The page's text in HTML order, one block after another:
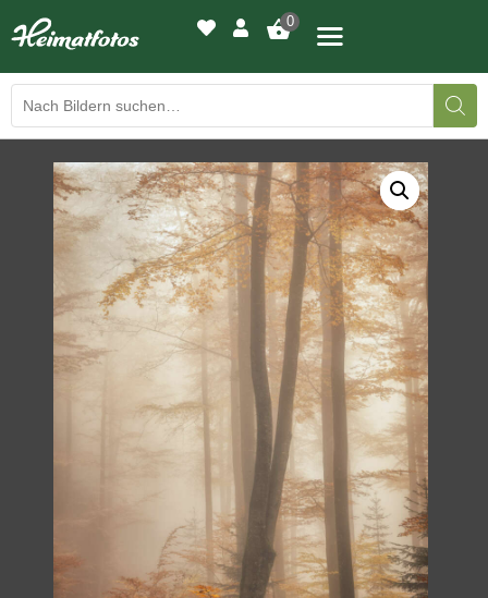
0
BILDERGALERIE
DRUCKQUALITÄTEN
LED-LEUCHTBILDER
WIR DRUCKEN IHR BILD
AUSSTELLUNGEN
HEIMATLICHTER
KONTAKT